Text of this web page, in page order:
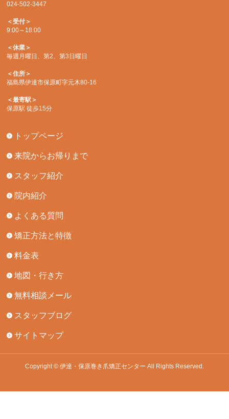
024-502-3447
＜受付＞
9:00～18:00
＜休業＞
毎週月曜日、第2、第3日曜日
＜住所＞
福島県伊達市保原町字元木80-16
＜最寄駅＞
保原駅 徒歩15分
トップページ
来院からお帰りまで
スタッフ紹介
院内紹介
よくある質問
矯正方法と特徴
料金表
地図・行き方
無料相談メール
スタッフブログ
サイトマップ
Copyright © 伊達・保原巻き爪矯正センター All Rights Reserved.